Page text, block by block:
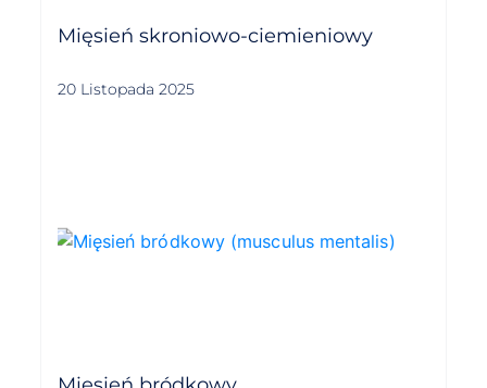
Mięsień skroniowo-ciemieniowy
20 Listopada 2025